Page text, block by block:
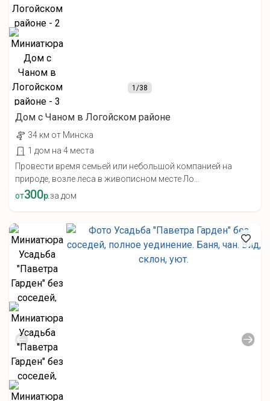
1/38
Дом с Чаном в Логойском районе
34 км от Минска
1 дом на 4 места
Провести время семьей или небольшой компанией на
природе, возле леса в живописном месте Ло...
от300р.за дом